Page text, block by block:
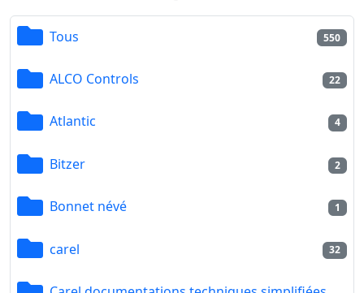
Tous 550
ALCO Controls 22
Atlantic 4
Bitzer 2
Bonnet névé 1
carel 32